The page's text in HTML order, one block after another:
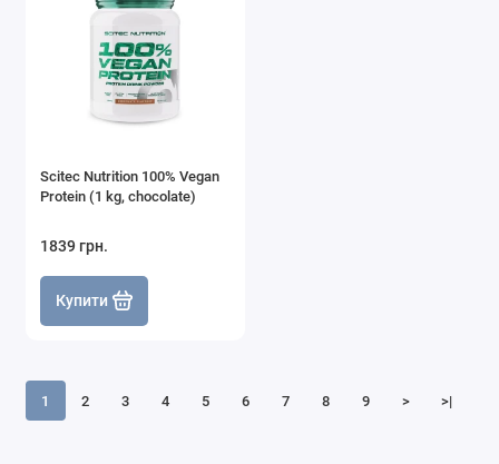
Scitec Nutrition 100% Vegan
Protein (1 kg, chocolate)
1839 грн.
Купити
1 2 3 4 5 6 7 8 9 > >|